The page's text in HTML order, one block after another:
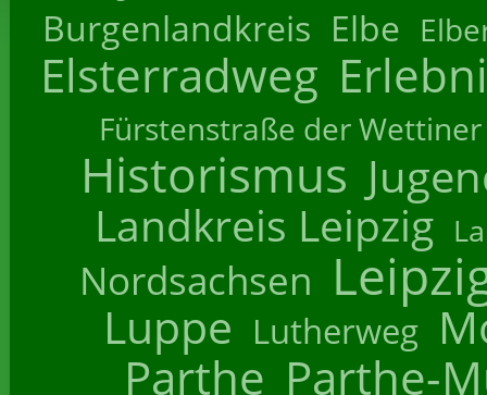
Burgenlandkreis Elbe
Elsterradweg
Fürstenstraße der Wettiner
Historismus
Landkreis Leipzig
Nordsachsen
Luppe Lutherweg
Parthe Parthe-